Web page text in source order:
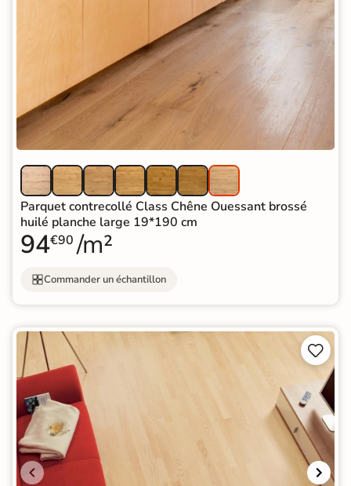
Parquet contrecollé Class Chêne Ouessant brossé
huilé planche large 19*190 cm
94€90 /m²
Commander un échantillon

